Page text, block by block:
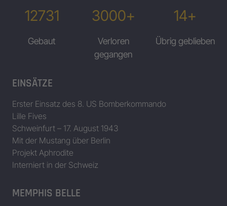
12731
Gebaut
3000+
Verloren
gegangen
14+
Übrig geblieben
EINSÄTZE
Erster Einsatz des 8. US Bomberkommando
Lille Fives
Schweinfurt – 17. August 1943
Mit der Mustang über Berlin
Projekt Aphrodite
Interniert in der Schweiz
MEMPHIS BELLE